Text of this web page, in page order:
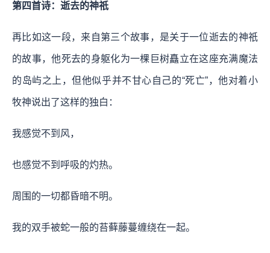
第四首诗：逝去的神祇
再比如这一段，来自第三个故事，是关于一位逝去的神祇
的故事，他死去的身躯化为一棵巨树矗立在这座充满魔法
的岛屿之上，但他似乎并不甘心自己的“死亡”，他对着小
牧神说出了这样的独白：
我感觉不到风，
也感觉不到呼吸的灼热。
周围的一切都昏暗不明。
我的双手被蛇一般的苔藓藤蔓缠绕在一起。